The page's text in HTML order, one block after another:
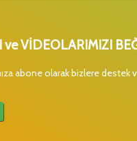
VİDEOLARIMIZI
abone olarak bizlere